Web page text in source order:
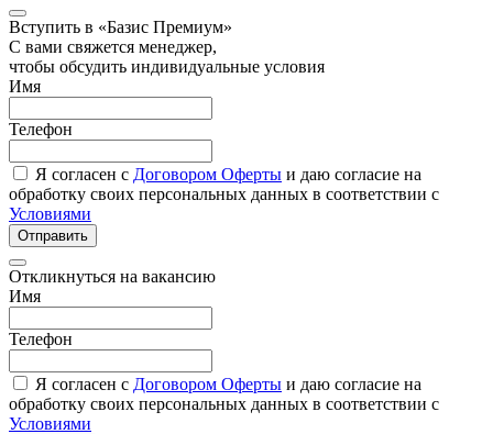
Вступить в «Базис Премиум»
С вами свяжется менеджер,
чтобы обсудить индивидуальные условия
Имя
Телефон
Я согласен с Договором Оферты и даю согласие на
обработку своих персональных данных в соответствии с
Условиями
Отправить
Откликнуться на вакансию
Имя
Телефон
Я согласен с Договором Оферты и даю согласие на
обработку своих персональных данных в соответствии с
Условиями